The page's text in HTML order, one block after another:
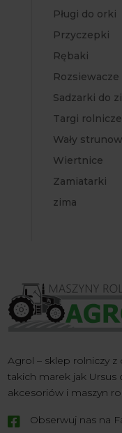
Pługi do orki
Przyczepki
Rębaki
Rozsiewacze
Sadzarki do
Targi rolnicze
Wały
Wiertnice
Zamiatarki
zima
Agrol – sklep rolniczy
takich marek jak
akcesoriów i maszyn
 Obserwuj nas na